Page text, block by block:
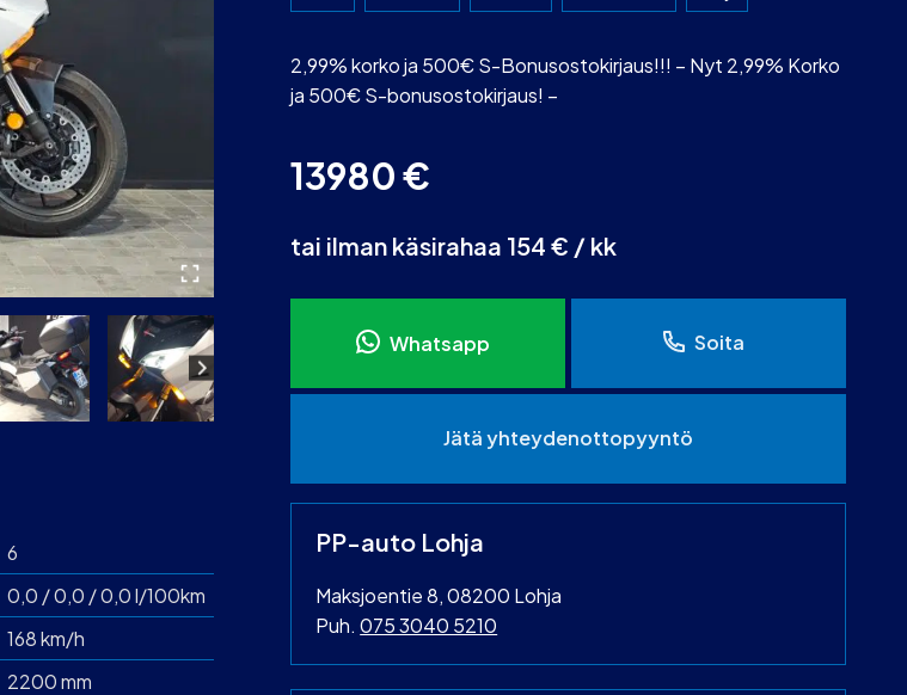
6
0,0 / 0,0 / 0,0 l/100km
168 km/h
2200 mm
2,99% korko ja 500€ S-Bonusostokirjaus!!! – Nyt 2,99% Korko
ja 500€ S-bonusostokirjaus! –
13980€
tai ilman käsirahaa 154 € / kk
Whatsapp Soita
Jätä yhteydenottopyyntö
PP-auto Lohja
Maksjoentie 8, 08200 Lohja
Puh.075 3040 5210